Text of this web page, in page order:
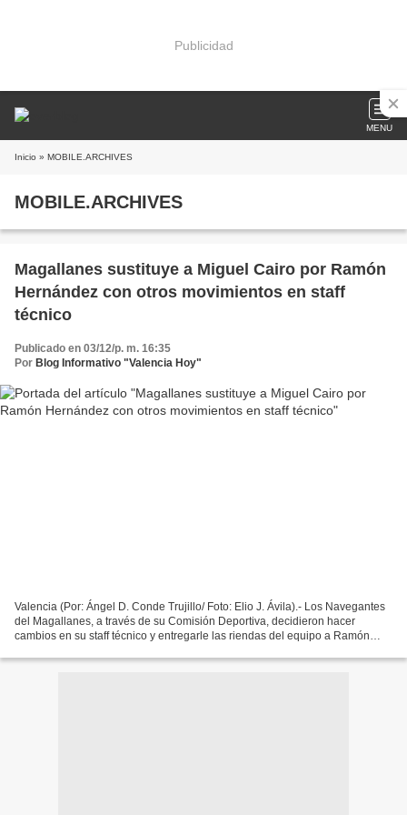
Publicidad
MENU
Inicio » MOBILE.ARCHIVES
MOBILE.ARCHIVES
Magallanes sustituye a Miguel Cairo por Ramón
Hernández con otros movimientos en staff
técnico
Publicado en 03/12/p. m. 16:35
Por Blog Informativo "Valencia Hoy"
Valencia (Por: Ángel D. Conde Trujillo/ Foto: Elio J. Ávila).- Los Navegantes
del Magallanes, a través de su Comisión Deportiva, decidieron hacer
cambios en su staff técnico y entregarle las riendas del equipo a Ramón